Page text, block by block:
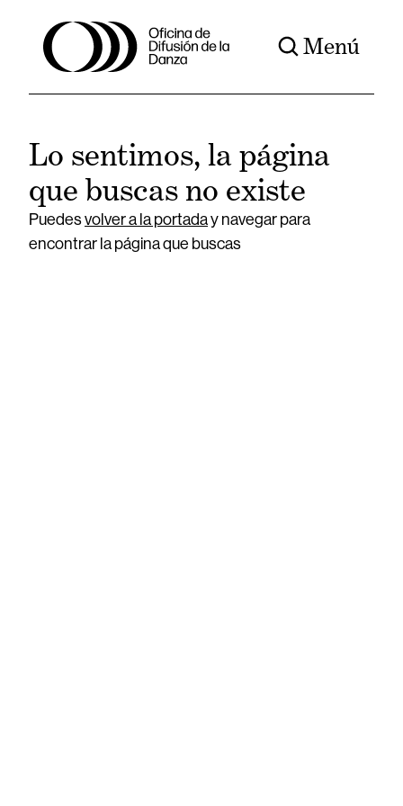
Menú
Lo sentimos, la página
que buscas no existe
Puedesvolver a la portaday navegar para
encontrar la página que buscas